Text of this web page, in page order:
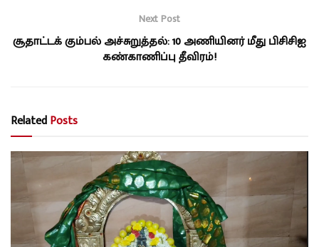
Next Post
சூதாட்டக் கும்பல் அச்சுறுத்தல்: 10 அணியினர் மீது பிசிசிஐ
கண்காணிப்பு தீவிரம்!
RelatedPosts